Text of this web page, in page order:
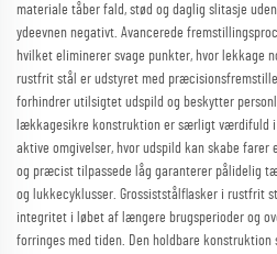
materiale tåber fald, stød og daglig slitasje
ydeevnen negativt. Avancerede
hvilket eliminerer svage punkter, hvor lekkage
rustfrit stål er udstyret med
forhindrer utilsigtet udspild og beskytter
lækkagesikre konstruktion er særligt værdifuld
aktive omgivelser, hvor udspild kan skabe
og præcist tilpassede låg garanterer pålidelig
og lukkecyklusser. Grossiststålflasker i rustfrit
integritet i løbet af længere brugsperioder og
forringes med tiden. Den holdbare konstruktion